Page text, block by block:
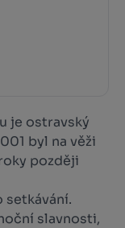
je ostravský
byl na věži
později
setkávání.
slavnosti,